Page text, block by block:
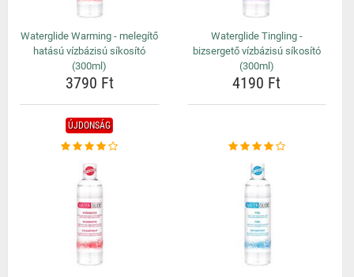
Waterglide Warming - melegítő
hatású vízbázisú síkosító
(300ml)
3790 Ft
Waterglide Tingling -
bizsergető vízbázisú síkosító
(300ml)
4190 Ft
ÚJDONSÁG